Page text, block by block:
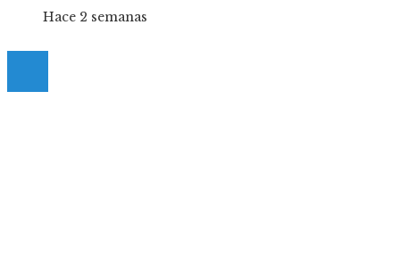
Hace 2 semanas